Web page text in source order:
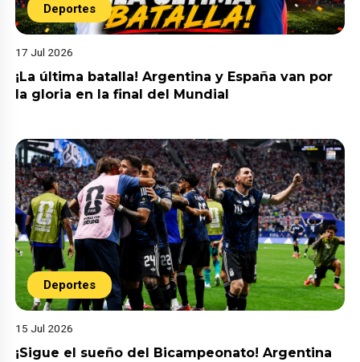
Deportes
17 Jul 2026
¡La última batalla! Argentina y España van por
la gloria en la final del Mundial
Deportes
15 Jul 2026
¡Sigue el sueño del Bicampeonato! Argentina